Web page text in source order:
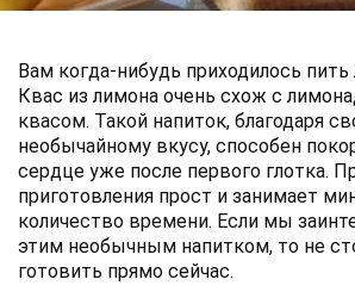
Вам когда-нибудь приходилось
Квас из лимона очень схож с
квасом. Такой напиток, благодаря
необычайному вкусу, способен
сердце уже после первого глотка.
приготовления прост и занимает
количество времени. Если мы
этим необычным напитком, то не
готовить прямо сейчас.